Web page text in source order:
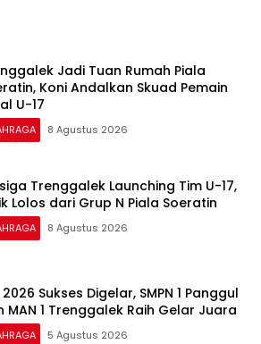
Jadi Tuan Rumah Piala
Koni Andalkan Skuad Pemain
U-17
8 Agustus 2026
Trenggalek Launching Tim U-17,
Lolos dari Grup N Piala Soeratin
8 Agustus 2026
2026 Sukses Digelar, SMPN 1 Panggul
MAN 1 Trenggalek Raih Gelar Juara
5 Agustus 2026